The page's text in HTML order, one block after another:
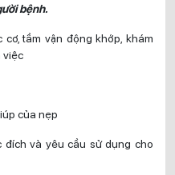
bệnh.
tầm vận động khớp, khám
việc
của nẹp
và yêu cầu sử dụng cho